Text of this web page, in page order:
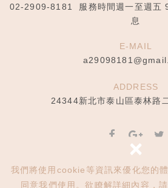
我們將使用cookie等資訊來優化您的
同意我們使用。欲瞭解詳細內容，
×
02-2909-8181
服務時間週一至週五
息
E-MAIL
ADDRESS
24344新北市泰山區泰林路
Copyright © 雅芙企業有限公司 All
隱私權保護政策